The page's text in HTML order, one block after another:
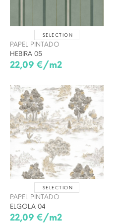
SELECTION
PAPEL PINTADO
HEBIRA 05
22,09 €/m2
SELECTION
PAPEL PINTADO
ELGOLA 04
22,09 €/m2